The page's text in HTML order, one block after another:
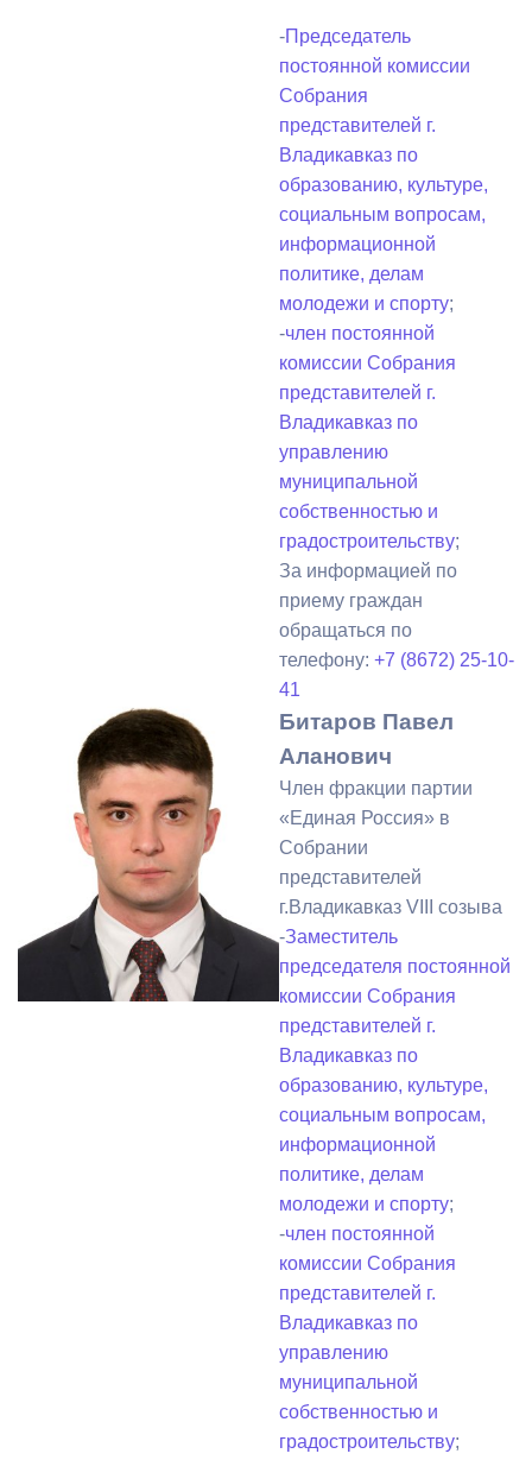
-Председатель
постоянной комиссии
Собрания
представителей г.
Владикавказ по
образованию, культуре,
социальным вопросам,
информационной
политике, делам
молодежи и спорту;
-член постоянной
комиссии Собрания
представителей г.
Владикавказ по
управлению
муниципальной
собственностью и
градостроительству;
За информацией по
приему граждан
обращаться по
телефону: +7 (8672) 25-10-
41
Битаров Павел
Аланович
Член фракции партии
«Единая Россия» в
Собрании
представителей
г.Владикавказ VIII созыва
-Заместитель
председателя постоянной
комиссии Собрания
представителей г.
Владикавказ по
образованию, культуре,
социальным вопросам,
информационной
политике, делам
молодежи и спорту;
-член постоянной
комиссии Собрания
представителей г.
Владикавказ по
управлению
муниципальной
собственностью и
градостроительству;